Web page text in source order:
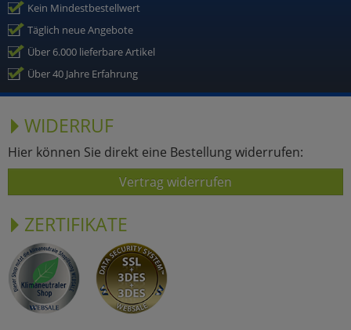
Kein Mindestbestellwert
Täglich neue Angebote
Über 6.000 lieferbare Artikel
Über 40 Jahre Erfahrung
WIDERRUF
Hier können Sie direkt eine Bestellung widerrufen:
Vertrag widerrufen
ZERTIFIKATE